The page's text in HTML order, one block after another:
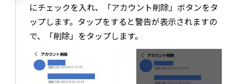
にチェックを入れ、「アカウント削除」ボタンをタ
ップします。タップをすると警告が表示されますの
で、「削除」をタップします。